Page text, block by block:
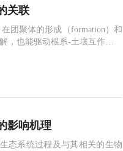
关联
团聚体的形成（formation）和
，也能驱动根系-土壤互作，产
而，受限于方法，二者间的机
影响机理
态系统过程及与其相关的生物